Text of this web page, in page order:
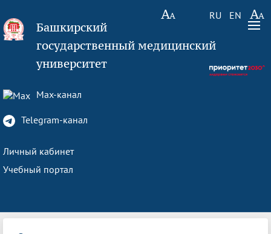
RU EN
Башкирский
государственный медицинский
университет
Max-канал
Telegram-канал
Личный кабинет
Учебный портал